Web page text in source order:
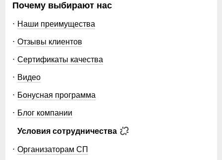
Почему выбирают нас
Наши преимущества
Отзывы клиентов
Сертификаты качества
Видео
Бонусная программа
Блог компании
Условия сотрудничества
Организаторам СП